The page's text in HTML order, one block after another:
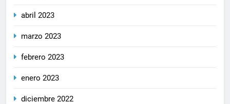
abril 2023
marzo 2023
febrero 2023
enero 2023
diciembre 2022